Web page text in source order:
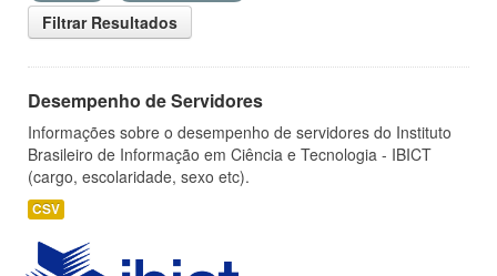
Filtrar Resultados
Desempenho de Servidores
Informações sobre o desempenho de servidores do Instituto
Brasileiro de Informação em Ciência e Tecnologia - IBICT
(cargo, escolaridade, sexo etc).
CSV